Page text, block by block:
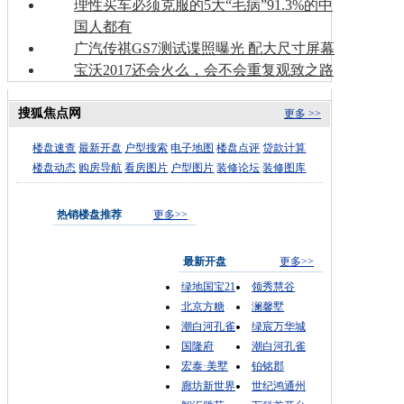
理性买车必须克服的5大“毛病”91.3%的中
国人都有
广汽传祺GS7测试谍照曝光 配大尺寸屏幕
宝沃2017还会火么，会不会重复观致之路
更多 >>
搜狐焦点网
楼盘速查 最新开盘 户型搜索 电子地图 楼盘点评 贷款计算
楼盘动态 购房导航 看房图片 户型图片 装修论坛 装修图库
热销楼盘推荐 更多>>
最新开盘
更多>>
绿地国宝21
领秀慧谷
北京方糖
澜馨墅
潮白河孔雀
绿宸万华城
国隆府
潮白河孔雀
宏泰·美墅
铂铭郡
廊坊新世界
世纪鸿通州